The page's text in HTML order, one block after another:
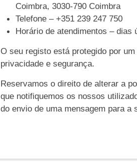
Coimbra, 3030-790 Coimbra
Telefone – +351 239 247 750
Horário de atendimentos – dias
O seu registo está protegido por
privacidade e segurança.
Reservamos o direito de alterar a
que notifiquemos os nossos
do envio de uma mensagem para